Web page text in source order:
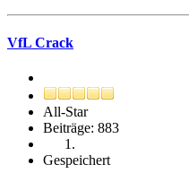
VfL Crack
All-Star
Beiträge: 883
Gespeichert